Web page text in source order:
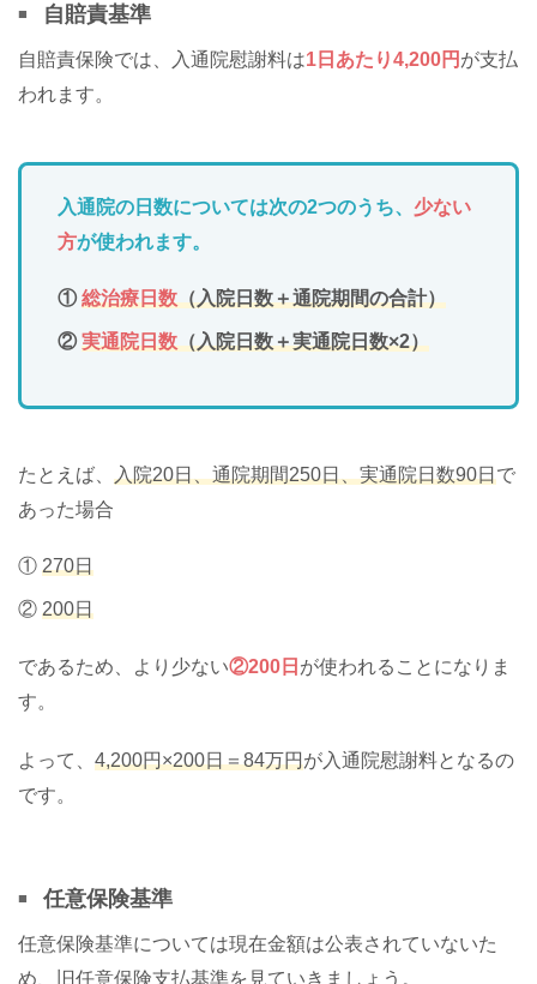
自賠責基準
自賠責保険では、入通院慰謝料は1日あたり4,200円 が支払
われます。
入通院の日数については次の2つのうち、 少ない
方が使われます。
①総治療日数（入院日数＋通院期間の合計）
②実通院日数（入院日数＋実通院日数×2）
たとえば、 入院20日、通院期間250日、実通院日数90日で
あった場合
① 270日
② 200日
であるため、より少ない②200日 が使われることになりま
す。
よって、 4,200円×200日＝84万円が入通院慰謝料となるの
です。
任意保険基準
任意保険基準については現在金額は公表されていないた
め、旧任意保険支払基準を見ていきましょう。